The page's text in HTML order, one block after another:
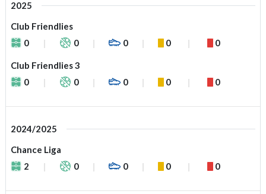
2025
Club Friendlies
0
0 0 0 0
Club Friendlies 3
0
0 0 0 0
2024/2025
Chance Liga
2
0 0 0 0